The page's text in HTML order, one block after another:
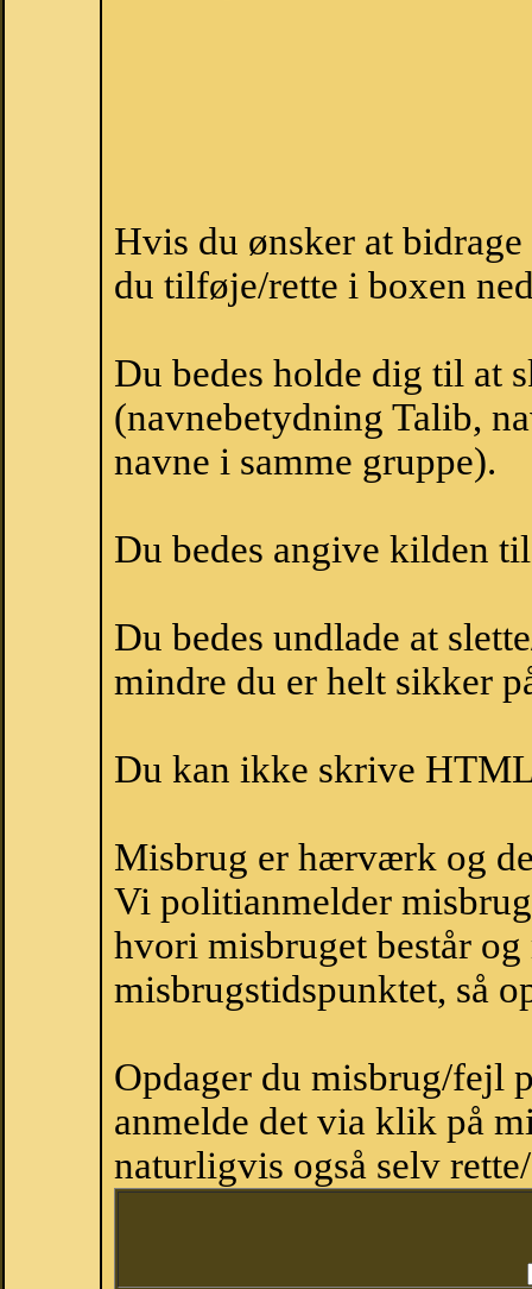
Hvis du ønsker at
du tilføje/rette i boxen
Du bedes holde dig til at
(navnebetydning Talib,
navne i samme gruppe).
Du bedes angive kilden
Du bedes undlade at
mindre du er helt sikker
Du kan ikke skrive
Misbrug er hærværk og
Vi politianmelder
hvori misbruget består
misbrugstidspunktet, så
Opdager du misbrug/fejl
anmelde det via klik på
naturligvis også selv